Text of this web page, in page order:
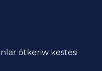
ótkeriw kestesi